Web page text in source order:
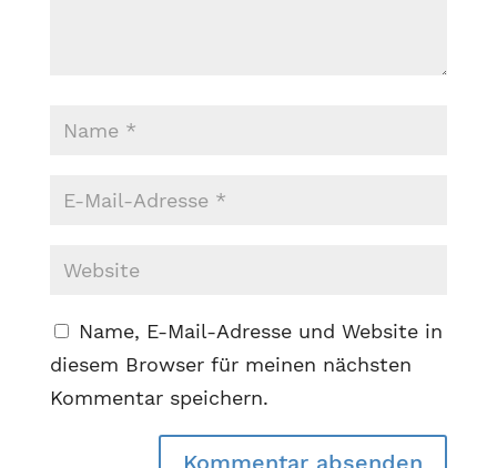
Name, E-Mail-Adresse und Website in
diesem Browser für meinen nächsten
Kommentar speichern.